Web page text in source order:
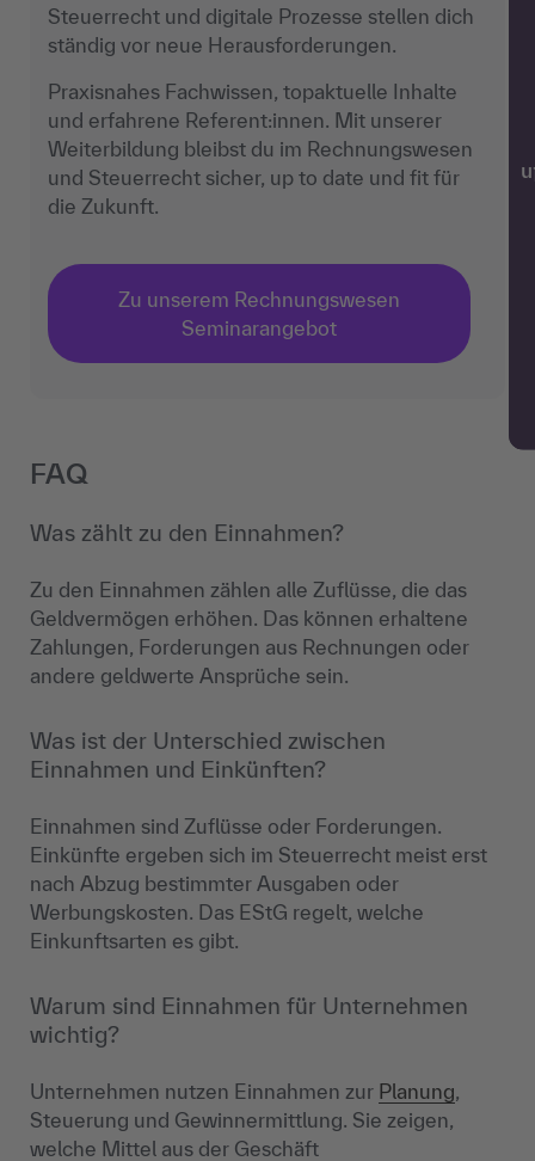
Steuerrecht und digitale Prozesse stellen dich
ständig vor neue Herausforderungen.
Praxisnahes Fachwissen, topaktuelle Inhalte
und erfahrene Referent:innen. Mit unserer
Weiterbildung bleibst du im Rechnungswesen
und Steuerrecht sicher, up to date und fit für
die Zukunft.
Zu unserem Rechnungswesen
Seminarangebot
FAQ
Was zählt zu den Einnahmen?
Zu den Einnahmen zählen alle Zuflüsse, die das
Geldvermögen erhöhen. Das können erhaltene
Zahlungen, Forderungen aus Rechnungen oder
andere geldwerte Ansprüche sein.
Was ist der Unterschied zwischen
Einnahmen und Einkünften?
Einnahmen sind Zuflüsse oder Forderungen.
Einkünfte ergeben sich im Steuerrecht meist erst
nach Abzug bestimmter Ausgaben oder
Werbungskosten. Das EStG regelt, welche
Einkunftsarten es gibt.
Warum sind Einnahmen für Unternehmen
wichtig?
Unternehmen nutzen Einnahmen zur Planung,
Steuerung und Gewinnermittlung. Sie zeigen,
welche Mittel aus der Geschäft